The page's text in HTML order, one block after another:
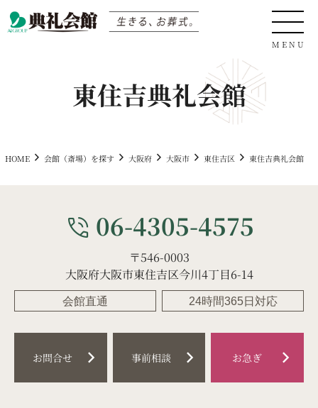
東住吉典礼会館
HOME 会館（斎場）を探す 大阪府 大阪市 東住吉区 東住吉典礼会館
phone_in_talk 06-4305-4575
〒546-0003
大阪府大阪市東住吉区今川4丁目6-14
会館直通 24時間365日対応
お問合せ chevron_right 事前相談 chevron_right お急ぎ chevron_right
0120-04-05-06
会館（斎場）を探す
料金プラン